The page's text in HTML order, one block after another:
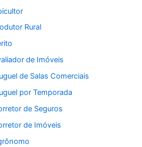
Rural
de Imóveis
de Salas Comerciais
por Temporada
de Seguros
de Imóveis